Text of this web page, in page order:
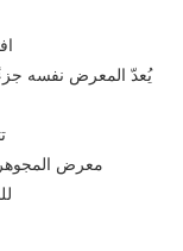
يُعدّ المعرض نفسه